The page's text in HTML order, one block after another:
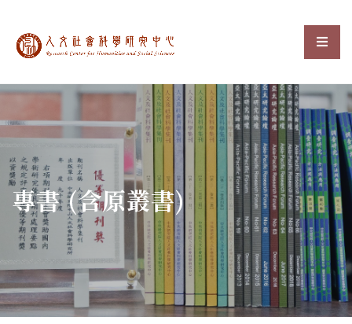
中央研究院人文社會科選
:::
專書 (含原叢書)